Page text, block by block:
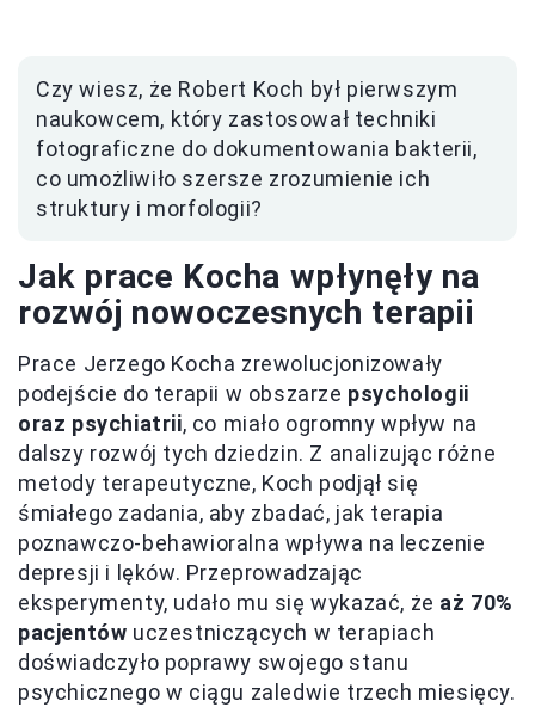
Czy wiesz, że Robert Koch był pierwszym
naukowcem, który zastosował techniki
fotograficzne do dokumentowania bakterii,
co umożliwiło szersze zrozumienie ich
struktury i morfologii?
Jak prace Kocha wpłynęły na
rozwój nowoczesnych terapii
Prace Jerzego Kocha zrewolucjonizowały
podejście do terapii w obszarze psychologii
oraz psychiatrii, co miało ogromny wpływ na
dalszy rozwój tych dziedzin. Z analizując różne
metody terapeutyczne, Koch podjął się
śmiałego zadania, aby zbadać, jak terapia
poznawczo-behawioralna wpływa na leczenie
depresji i lęków. Przeprowadzając
eksperymenty, udało mu się wykazać, że aż 70%
pacjentów uczestniczących w terapiach
doświadczyło poprawy swojego stanu
psychicznego w ciągu zaledwie trzech miesięcy.